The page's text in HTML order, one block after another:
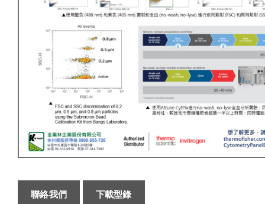
聯絡我們 下載型錄